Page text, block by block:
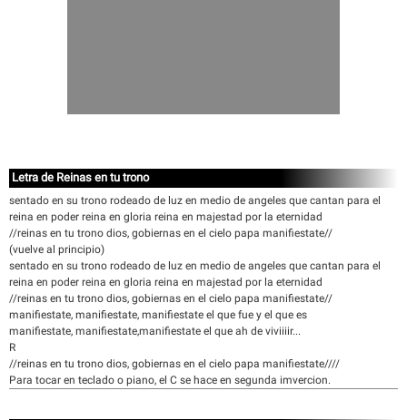
Letra de Reinas en tu trono
sentado en su trono rodeado de luz en medio de angeles que cantan para el
reina en poder reina en gloria reina en majestad por la eternidad
//reinas en tu trono dios, gobiernas en el cielo papa manifiestate//
(vuelve al principio)
sentado en su trono rodeado de luz en medio de angeles que cantan para el
reina en poder reina en gloria reina en majestad por la eternidad
//reinas en tu trono dios, gobiernas en el cielo papa manifiestate//
manifiestate, manifiestate, manifiestate el que fue y el que es
manifiestate, manifiestate,manifiestate el que ah de viviiiir...
R
//reinas en tu trono dios, gobiernas en el cielo papa manifiestate////
Para tocar en teclado o piano, el C se hace en segunda imvercion.